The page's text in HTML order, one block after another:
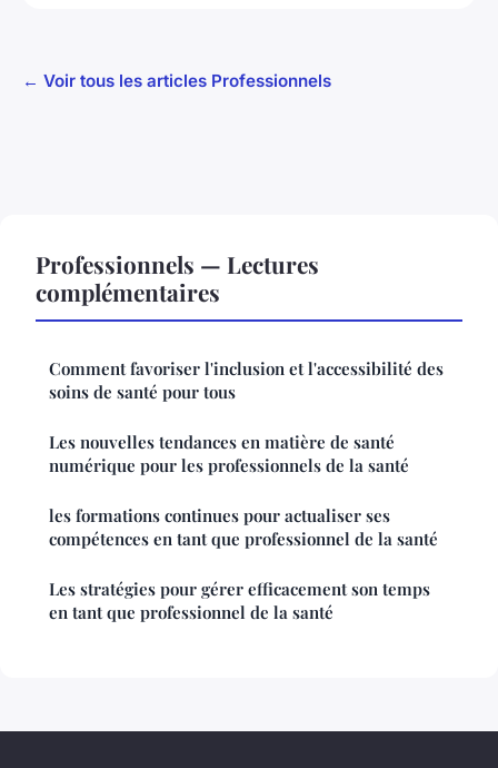
← Voir tous les articles Professionnels
Professionnels — Lectures
complémentaires
Comment favoriser l'inclusion et l'accessibilité des
soins de santé pour tous
Les nouvelles tendances en matière de santé
numérique pour les professionnels de la santé
les formations continues pour actualiser ses
compétences en tant que professionnel de la santé
Les stratégies pour gérer efficacement son temps
en tant que professionnel de la santé